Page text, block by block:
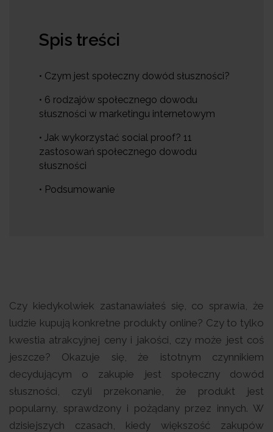
Spis treści
• Czym jest społeczny dowód słuszności?
• 6 rodzajów społecznego dowodu
słuszności w marketingu internetowym
• Jak wykorzystać social proof? 11
zastosowań społecznego dowodu
słuszności
• Podsumowanie
Czy kiedykolwiek zastanawiałeś się, co sprawia, że
ludzie kupują konkretne produkty online? Czy to tylko
kwestia atrakcyjnej ceny i jakości, czy może jest coś
jeszcze? Okazuje się, że istotnym czynnikiem
decydującym o zakupie jest społeczny dowód
słuszności, czyli przekonanie, że produkt jest
popularny, sprawdzony i pożądany przez innych. W
dzisiejszych czasach, kiedy większość zakupów